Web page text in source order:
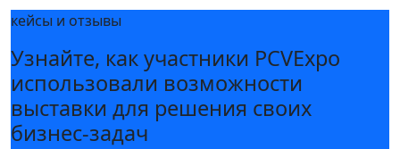
кейсы и отзывы
Узнайте, как участники PCVExpo
использовали возможности
выставки для решения своих
бизнес-задач